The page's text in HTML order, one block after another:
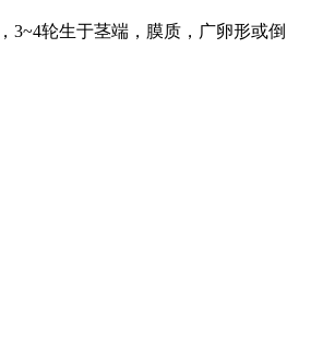
3~4轮生于茎端，膜质，广卵形或倒